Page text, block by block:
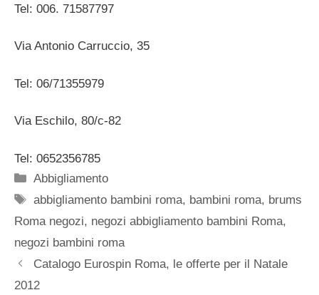
Tel: 006. 71587797
Via Antonio Carruccio, 35
Tel: 06/71355979
Via Eschilo, 80/c-82
Tel: 0652356785
Categorie
Abbigliamento
Tag
abbigliamento bambini roma, bambini roma, brums
Roma negozi, negozi abbigliamento bambini Roma,
negozi bambini roma
Catalogo Eurospin Roma, le offerte per il Natale
2012